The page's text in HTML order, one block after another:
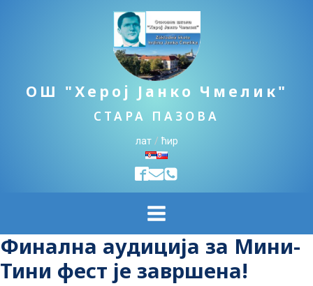
ОШ "Херој Јанко Чмелик"
СТАРА ПАЗОВА
лат/ћир
Финална аудиција за Mини-
Тини фест је завршена!